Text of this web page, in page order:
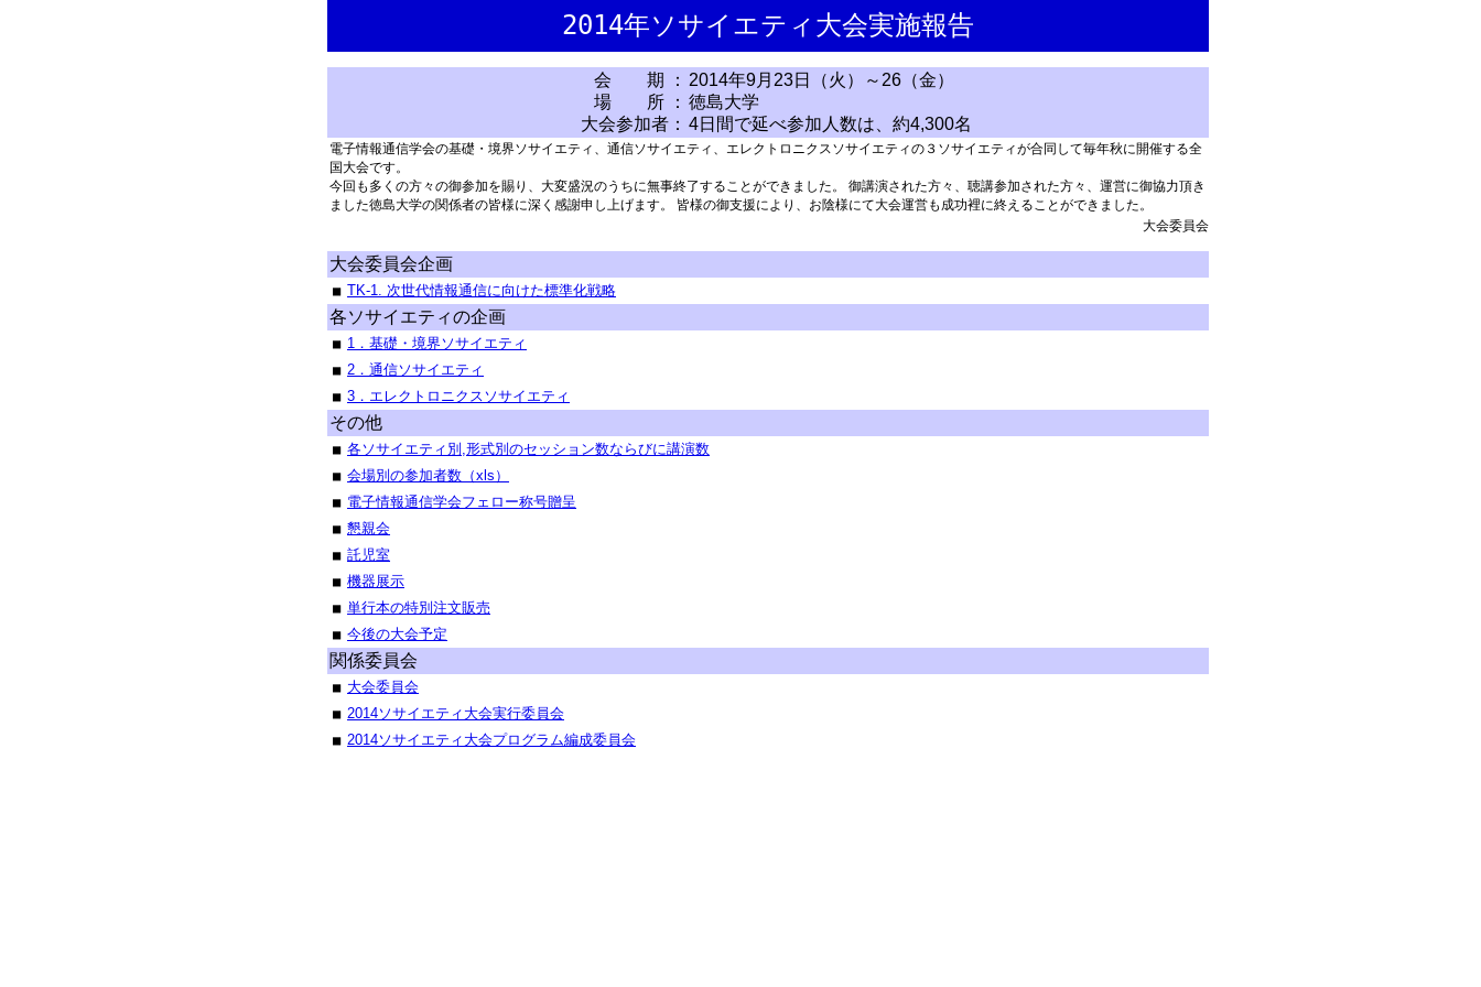
2014年ソサイエティ大会実施報告
会 期 ：
場 所 ：
大会参加者：
2014年9月23日（火）～26（金）
徳島大学
4日間で延べ参加人数は、約4,300名
電子情報通信学会の基礎・境界ソサイエティ、通信ソサイエティ、エレクトロニクスソサイエティの３ソサイエティが合同して毎年秋に開催する全
国大会です。
今回も多くの方々の御参加を賜り、大変盛況のうちに無事終了することができました。 御講演された方々、聴講参加された方々、運営に御協力頂き
ました徳島大学の関係者の皆様に深く感謝申し上げます。 皆様の御支援により、お陰様にて大会運営も成功裡に終えることができました。
大会委員会
大会委員会企画
■ TK-1. 次世代情報通信に向けた標準化戦略
各ソサイエティの企画
■ 1．基礎・境界ソサイエティ
■ 2．通信ソサイエティ
■ 3．エレクトロニクスソサイエティ
その他
■ 各ソサイエティ別,形式別のセッション数ならびに講演数
■ 会場別の参加者数（xls）
■ 電子情報通信学会フェロー称号贈呈
■ 懇親会
■ 託児室
■ 機器展示
■ 単行本の特別注文販売
■ 今後の大会予定
関係委員会
■ 大会委員会
■ 2014ソサイエティ大会実行委員会
■ 2014ソサイエティ大会プログラム編成委員会